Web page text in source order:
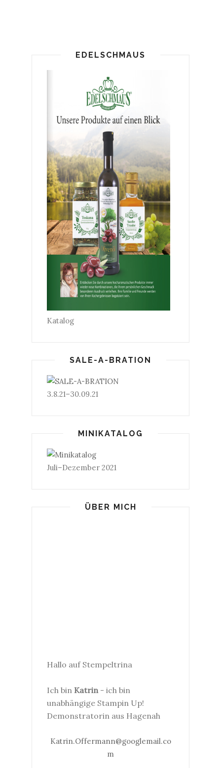
EDELSCHMAUS
Katalog
SALE-A-BRATION
3.8.21–30.09.21
MINIKATALOG
Juli–Dezember 2021
ÜBER MICH
Hallo auf Stempeltrina
Ich bin Katrin- ich bin
unabhängige Stampin Up!
Demonstratorin aus Hagenah
Katrin.Offermann@googlemail.co
m